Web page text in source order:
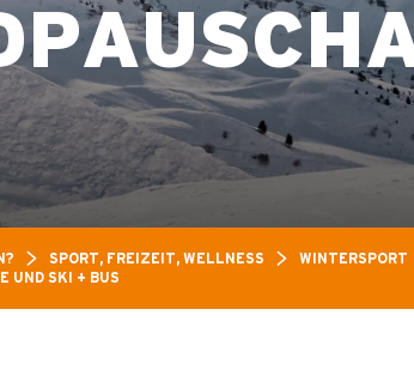
SPORT, FREIZEIT, WELLNESS WINTERSPORT
UND SKI + BUS